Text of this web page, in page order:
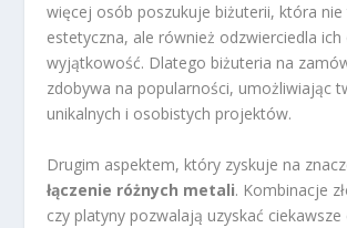
więcej osób poszukuje biżuterii, która
estetyczna, ale również odzwierciedla
wyjątkowość. Dlatego biżuteria na
zdobywa na popularności, umożliwiając
unikalnych i osobistych projektów.
Drugim aspektem, który zyskuje na
łączenie różnych metali. Kombinacje
czy platyny pozwalają uzyskać